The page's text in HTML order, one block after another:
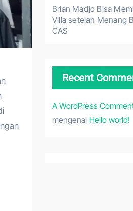
Brian Madjo Bisa
Villa setelah Menang
CAS
Recent
A WordPress
mengenai Hello world!